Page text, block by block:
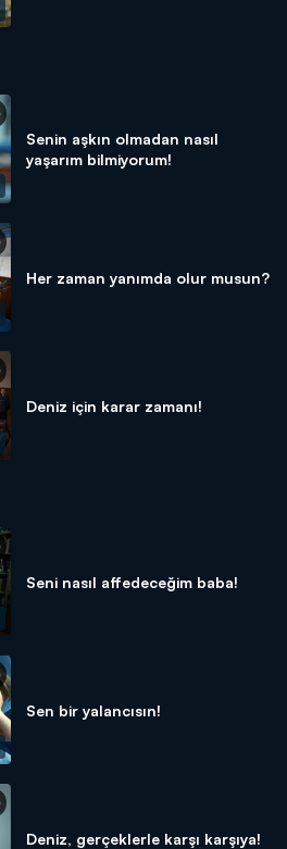
Senin aşkın olmadan nasıl
yaşarım bilmiyorum!
Her zaman yanımda olur musun?
Deniz için karar zamanı!
Seni nasıl affedeceğim baba!
Sen bir yalancısın!
Deniz, gerçeklerle karşı karşıya!